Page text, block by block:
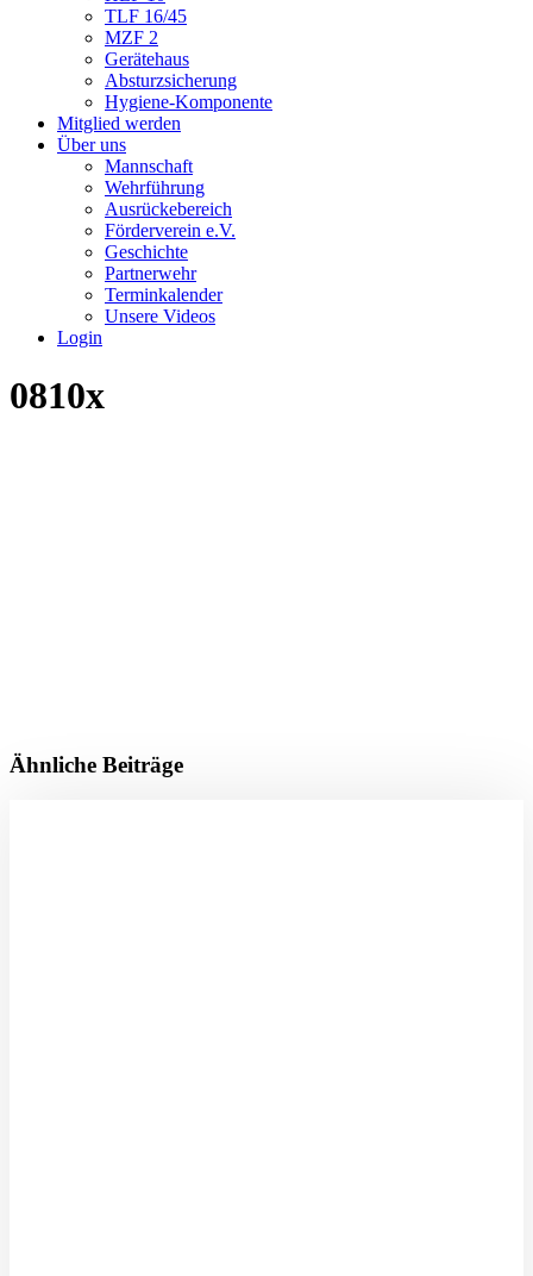
TLF 16/45
MZF 2
Gerätehaus
Absturzsicherung
Hygiene-Komponente
Mitglied werden
Über uns
Mannschaft
Wehrführung
Ausrückebereich
Förderverein e.V.
Geschichte
Partnerwehr
Terminkalender
Unsere Videos
Login
0810x
Ähnliche Beiträge